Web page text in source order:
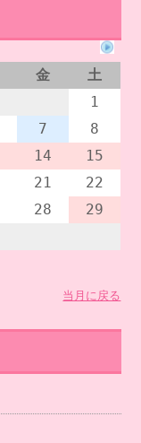
金
土
1
7
8
14
15
21
22
28
29
当月に戻る